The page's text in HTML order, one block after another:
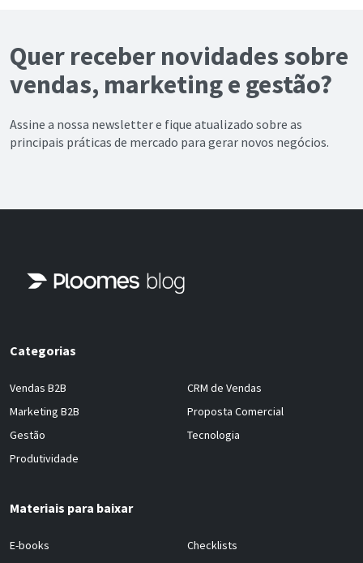
Quer receber novidades sobre
vendas, marketing e gestão?
Assine a nossa newsletter e fique atualizado sobre as
principais práticas de mercado para gerar novos negócios.
Categorias
Vendas B2B
Marketing B2B
Gestão
Produtividade
CRM de Vendas
Proposta Comercial
Tecnologia
Materiais para baixar
E-books
Checklists